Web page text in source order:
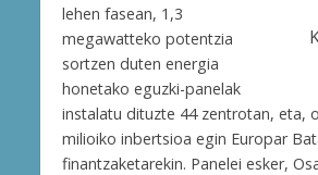
lehen fasean, 1,3
megawatteko potentzia
sortzen duten energia
honetako eguzki-panelak
instalatu dituzte 44 zentrotan, eta,
milioiko inbertsioa egin Europar
finantzaketarekin. Panelei esker,